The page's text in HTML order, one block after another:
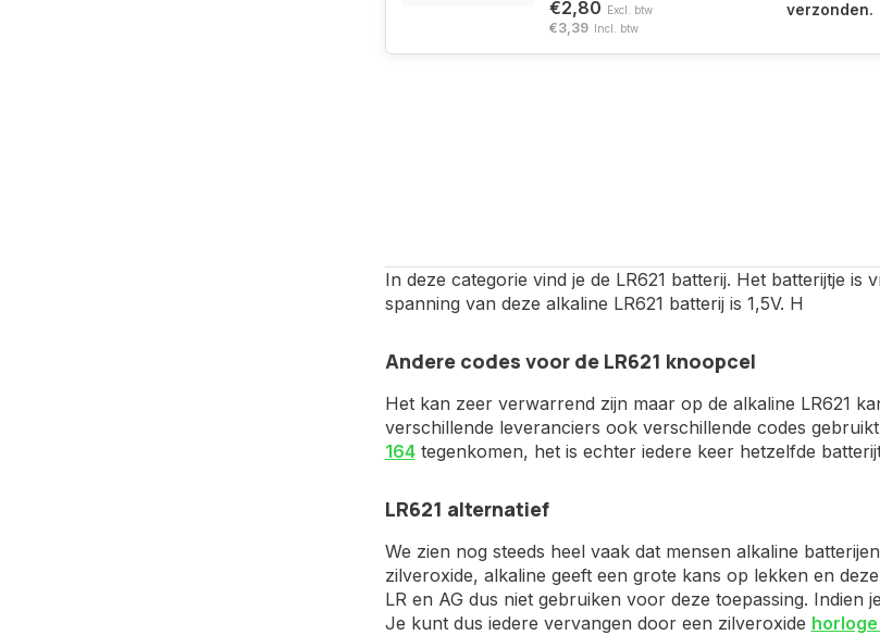
€2,80 Excl. btw
€3,39 Incl. btw
verzonden.
In deze categorie vind je de LR621 batterij. Het batterijtje
spanning van deze alkaline LR621 batterij is 1,5V. H
Andere codes voor de LR621 knoopcel
Het kan zeer verwarrend zijn maar op de alkaline LR621
verschillende leveranciers ook verschillende codes
164tegenkomen, het is echter iedere keer hetzelfde
LR621 alternatief
We zien nog steeds heel vaak dat mensen alkaline
zilveroxide, alkaline geeft een grote kans op lekken en
LR en AG dus niet gebruiken voor deze toepassing. Indien
Je kunt dus iedere vervangen door een zilveroxide